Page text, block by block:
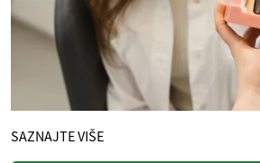
SAZNAJTE VIŠE